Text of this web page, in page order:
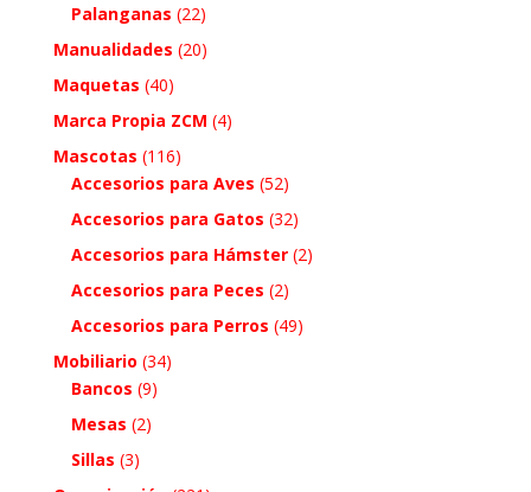
Palanganas (22)
Manualidades (20)
Maquetas (40)
Marca Propia ZCM (4)
Mascotas (116)
Accesorios para Aves (52)
Accesorios para Gatos (32)
Accesorios para Hámster (2)
Accesorios para Peces (2)
Accesorios para Perros (49)
Mobiliario (34)
Bancos (9)
Mesas (2)
Sillas (3)